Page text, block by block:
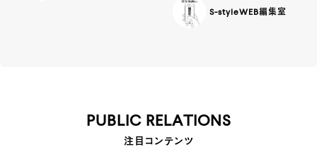
S-styleWEB編集室
PUBLIC RELATIONS
注目コンテンツ